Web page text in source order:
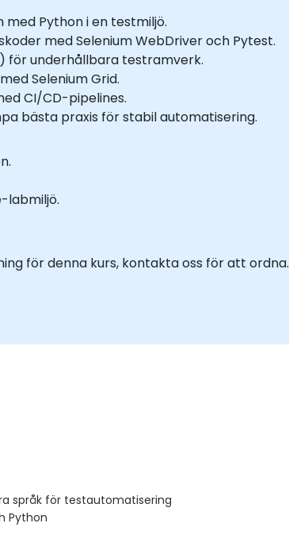
Python i en testmiljö.
med Selenium WebDriver och Pytest.
för underhållbara testramverk.
Selenium Grid.
CI/CD-pipelines.
bästa praxis för stabil automatisering.
labmiljö.
för denna kurs, kontakta oss för att ordna.
språk för testautomatisering
Python